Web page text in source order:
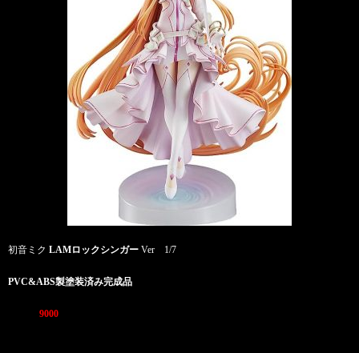
初音ミク LAMロックシンガー Ver 1/7
PVC&ABS製塗装済み完成品
9000